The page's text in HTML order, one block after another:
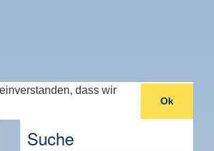
dass wir
Ok
Suche